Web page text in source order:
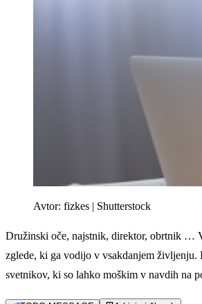
Avtor: fizkes | Shutterstock
Družinski oče, najstnik, direktor, obrtnik …
zglede, ki ga vodijo v vsakdanjem življenju.
svetnikov, ki so lahko moškim v navdih na